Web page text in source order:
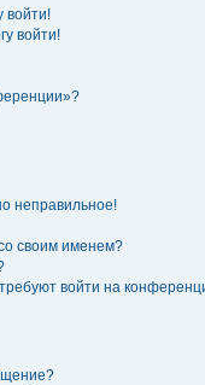
войти!
войти!
неправильное!
своим именем?
войти на